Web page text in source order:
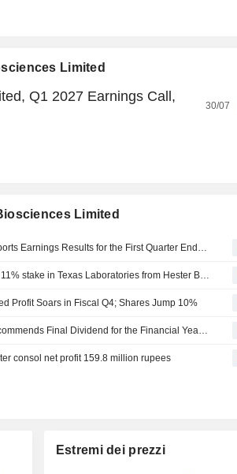
Limited
Q1 2027 Earnings Call,
30/07
Limited
Profit Soars in Fiscal Q4; Shares Jump 10%
consol net profit 159.8 million rupees
Estremi dei prezzi